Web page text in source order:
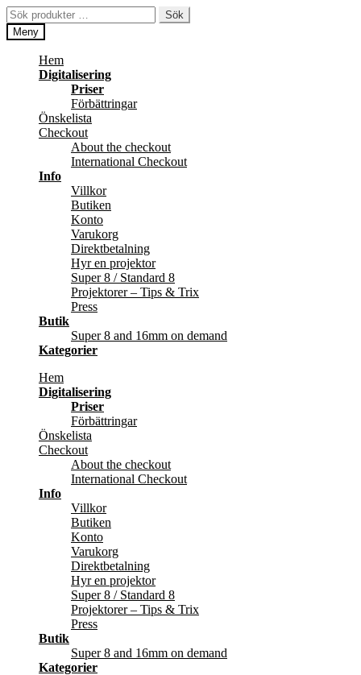
Hoppa
till
navigering
Hoppa
till
innehåll
Sök
efter:
Sök
Meny
Hem
Digitalisering
Priser
Förbättringar
Önskelista
Checkout
About the checkout
International Checkout
Info
Villkor
Butiken
Konto
Varukorg
Direktbetalning
Hyr en projektor
Super 8 / Standard 8
Projektorer – Tips & Trix
Press
Butik
Super 8 and 16mm on demand
Kategorier
Hem
Digitalisering
Priser
Förbättringar
Önskelista
Checkout
About the checkout
International Checkout
Info
Villkor
Butiken
Konto
Varukorg
Direktbetalning
Hyr en projektor
Super 8 / Standard 8
Projektorer – Tips & Trix
Press
Butik
Super 8 and 16mm on demand
Kategorier